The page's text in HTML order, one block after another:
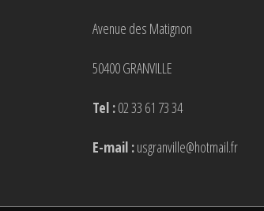
Avenue des Matignon
50400 GRANVILLE
Tel :02 33 61 73 34
E-mail :usgranville@hotmail.fr